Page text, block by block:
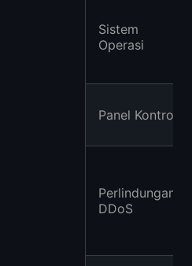
Sistem
Operasi
Panel Kontrol
Perlindungan
DDoS